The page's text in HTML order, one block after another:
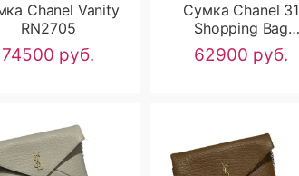
Chanel Vanity
RN2705
74500 руб.
Сумка Chanel 31
Shopping Bag
RN2704
62900 руб.